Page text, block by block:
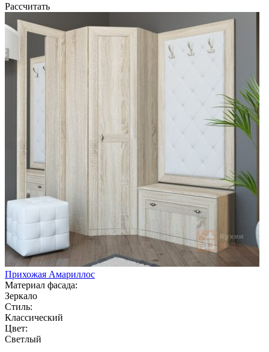
Рассчитать
Прихожая Амариллос
Материал фасада:
Зеркало
Стиль:
Классический
Цвет:
Светлый